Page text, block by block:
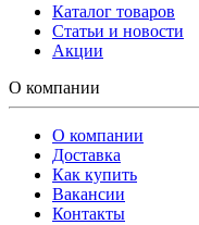
Каталог товаров
Статьи и новости
Акции
О компании
О компании
Доставка
Как купить
Вакансии
Контакты